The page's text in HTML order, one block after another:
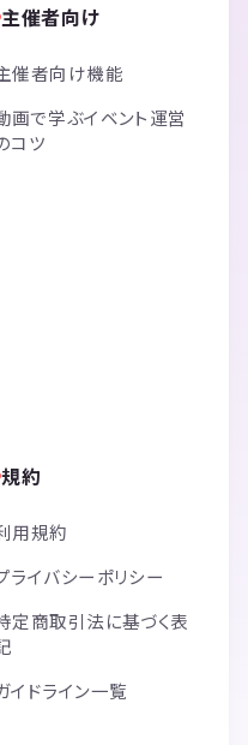
主催者向け
催者向け機能
画で学ぶイベント運営
コツ
規約
用規約
ライバシーポリシー
定商取引法に基づく表
イドライン一覧